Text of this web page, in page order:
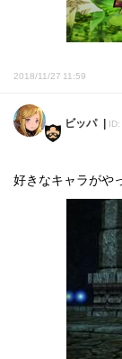
2018/11/27 11:59
ビッパ
好きなキャラがや